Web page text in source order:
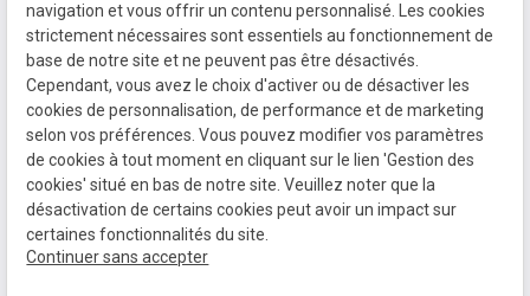
Prestations
Actualités
Contact
Mentions
légales
Politique de
confidentialité
Gestion
des
Plan du
site
Siret :50085147200026
navigation et vous offrir un contenu personnalisé. Les cookies
strictement nécessaires sont essentiels au fonctionnement de
base de notre site et ne peuvent pas être désactivés.
Cependant, vous avez le choix d'activer ou de désactiver les
cookies de personnalisation, de performance et de marketing
selon vos préférences. Vous pouvez modifier vos paramètres
de cookies à tout moment en cliquant sur le lien 'Gestion des
cookies' situé en bas de notre site. Veuillez noter que la
désactivation de certains cookies peut avoir un impact sur
certaines fonctionnalités du site.
Continuer sans accepter